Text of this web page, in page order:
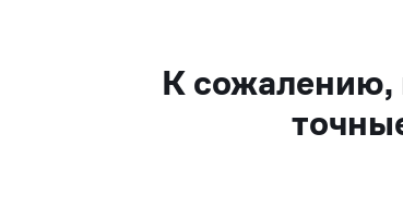
К сожалению,